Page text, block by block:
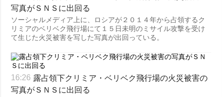
写真がＳＮＳに出回る
ソーシャルメディア上に、ロシアが２０１４年から占領するク
リミアのベリベク飛行場にて１５日未明のミサイル攻撃を受け
て生じた火災被害を写した写真が出回っている。
16:26 露占領下クリミア・ベリベク飛行場の火災被害の
写真がＳＮＳに出回る